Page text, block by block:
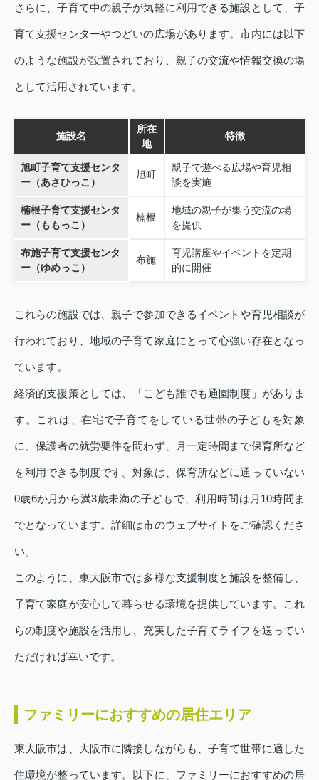
さらに、子育て中の親子が気軽に利用できる施設として、子
育て支援センターやつどいの広場があります。市内には以下
のような施設が設置されており、親子の交流や情報交換の場
として活用されています。
施設名
所在
地
特徴
旭町子育て支援センタ
ー（あさひっこ）
旭町
親子で遊べる広場や育児相
談を実施
楠根子育て支援センタ
ー（ももっこ）
楠根
地域の親子が集う交流の場
を提供
布施子育て支援センタ
ー（ゆめっこ）
布施
育児講座やイベントを定期
的に開催
これらの施設では、親子で参加できるイベントや育児相談が
行われており、地域の子育て家庭にとって心強い存在となっ
ています。
経済的支援策としては、「こども誰でも通園制度」がありま
す。これは、在宅で子育てをしている世帯の子どもを対象
に、保護者の就労要件を問わず、月一定時間まで保育所など
を利用できる制度です。対象は、保育所などに通っていない
0歳6か月から満3歳未満の子どもで、利用時間は月10時間ま
でとなっています。詳細は市のウェブサイトをご確認くださ
い。
このように、東大阪市では多様な支援制度と施設を整備し、
子育て家庭が安心して暮らせる環境を提供しています。これ
らの制度や施設を活用し、充実した子育てライフを送ってい
ただければ幸いです。
ファミリーにおすすめの居住エリア
東大阪市は、大阪市に隣接しながらも、子育て世帯に適した
住環境が整っています。以下に、ファミリーにおすすめの居